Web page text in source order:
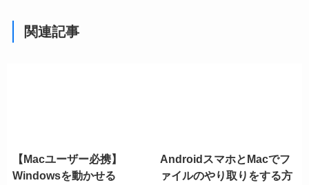
関連記事
【Macユーザー必携】
Windowsを動かせる
AndroidスマホとMacでフ
ァイルのやり取りをする方